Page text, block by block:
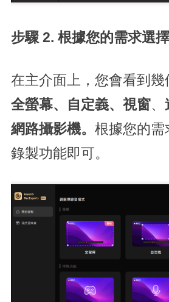
步驟 2. 根據您的需求選擇
在主介面上，您會看到幾
全螢幕、自定義、 視窗、
網路攝影機。 根據您的需
錄製功能即可。